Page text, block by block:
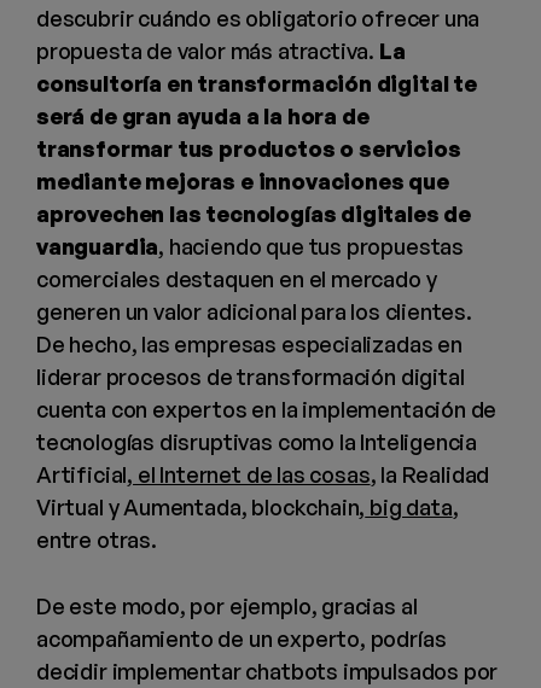
descubrir cuándo es obligatorio ofrecer una
propuesta de valor más atractiva. La
consultoría en transformación digital te
será de gran ayuda a la hora de
transformar tus productos o servicios
mediante mejoras e innovaciones que
aprovechen las tecnologías digitales de
vanguardia, haciendo que tus propuestas
comerciales destaquen en el mercado y
generen un valor adicional para los clientes.
De hecho, las empresas especializadas en
liderar procesos de transformación digital
cuenta con expertos en la implementación de
tecnologías disruptivas como la Inteligencia
Artificial, el Internet de las cosas, la Realidad
Virtual y Aumentada, blockchain, big data,
entre otras.
De este modo, por ejemplo, gracias al
acompañamiento de un experto, podrías
decidir implementar chatbots impulsados por